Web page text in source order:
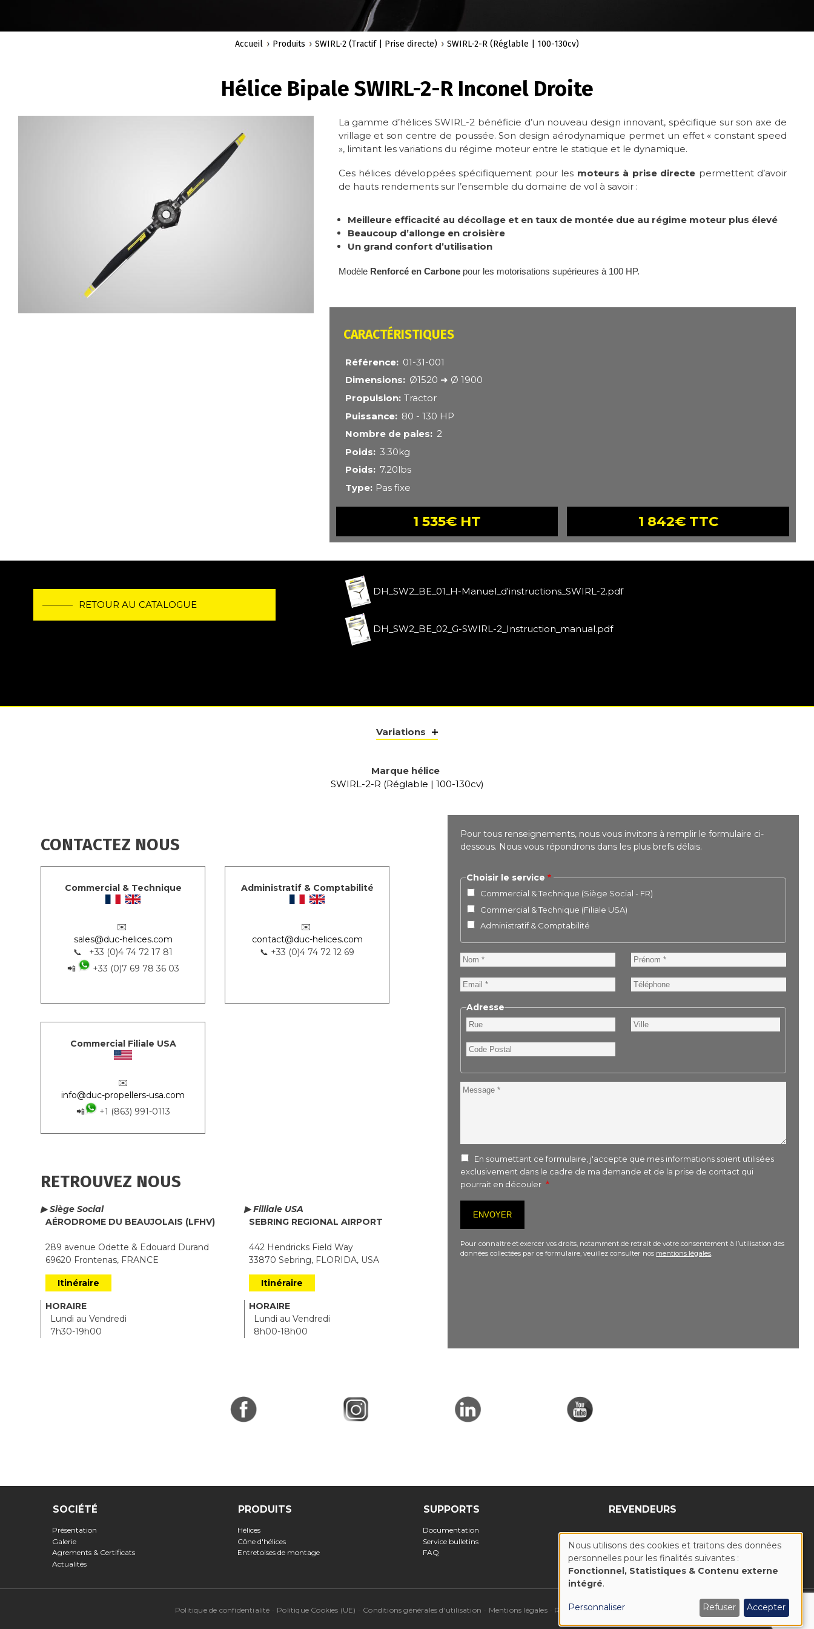
Accueil Produits SWIRL-2 (Tractif | Prise directe) SWIRL-2-R (Réglable | 100-130cv)
Hélice Bipale SWIRL-2-R Inconel Droite
La gamme d’hélices SWIRL-2 bénéficie d’un nouveau design innovant, spécifique sur son axe de
vrillage et son centre de poussée. Son design aérodynamique permet un effet « constant speed
», limitant les variations du régime moteur entre le statique et le dynamique.
Ces hélices développées spécifiquement pour les moteurs à prise directe permettent d’avoir
de hauts rendements sur l’ensemble du domaine de vol à savoir :
Meilleure efficacité au décollage et en taux de montée due au régime moteur plus élevé
Beaucoup d’allonge en croisière
Un grand confort d’utilisation
Modèle Renforcé en Carbonepour les motorisations supérieures à 100 HP.
CARACTÉRISTIQUES
Référence
01-31-001
Dimensions
Ø1520 ➜ Ø 1900
Propulsion Tractor
Puissance
80 - 130 HP
Nombre de pales
2
Poids
3.30kg
Poids
7.20lbs
Type
Pas fixe
1 535€ HT 1 842€ TTC
RETOUR AU CATALOGUE
DH_SW2_BE_01_H-Manuel_d'instructions_SWIRL-2.pdf
DH_SW2_BE_02_G-SWIRL-2_Instruction_manual.pdf
Variations
Marque hélice
SWIRL-2-R (Réglable | 100-130cv)
CONTACTEZ NOUS
Commercial & Technique
✉️
sales@duc-helices.com
📞 +33 (0)4 74 72 17 81
📲
+33 (0)7 69 78 36 03
Administratif & Comptabilité
✉️
contact@duc-helices.com
📞 +33 (0)4 74 72 12 69
Commercial Filiale USA
✉️
info@duc-propellers-usa.com
📲
+1 (863) 991-0113
RETROUVEZ NOUS
▶ Siège Social
AÉRODROME DU BEAUJOLAIS (LFHV)
289 avenue Odette & Edouard Durand
69620 Frontenas, FRANCE
Itinéraire
HORAIRE
Lundi au Vendredi
7h30-19h00
▶ Filliale USA
SEBRING REGIONAL AIRPORT
442 Hendricks Field Way
33870 Sebring, FLORIDA, USA
Itinéraire
HORAIRE
Lundi au Vendredi
8h00-18h00
Pour tous renseignements, nous vous invitons à remplir le formulaire ci-
dessous. Nous vous répondrons dans les plus brefs délais.
Choisir le service
Commercial & Technique (Siège Social - FR)
Commercial & Technique (Filiale USA)
Administratif & Comptabilité
Nom Prénom
Email Téléphone
Adresse
Rue Ville
Code
Postal
Message
En soumettant ce formulaire, j'accepte que mes informations soient utilisées
exclusivement dans le cadre de ma demande et de la prise de contact qui
pourrait en découler
Pour connaitre et exercer vos droits, notamment de retrait de votre consentement à l’utilisation des
données collectées par ce formulaire, veuillez consulter nos mentions légales.
SOCIÉTÉ
Présentation
Galerie
Agrements & Certificats
Actualités
PRODUITS
Hélices
Cône d'hélices
Entretoises de montage
SUPPORTS
Documentation
Service bulletins
FAQ
REVENDEURS
Politique de confidentialité Politique Cookies (UE) Conditions générales d'utilisation Mentions légales- Réalisation : Ascomedia
UTILISATION
DES
DONNÉES
Nous utilisons des cookies et traitons des données
personnelles pour les finalités suivantes :
Fonctionnel, Statistiques & Contenu externe
intégré.
Personnaliser Refuser Accepter